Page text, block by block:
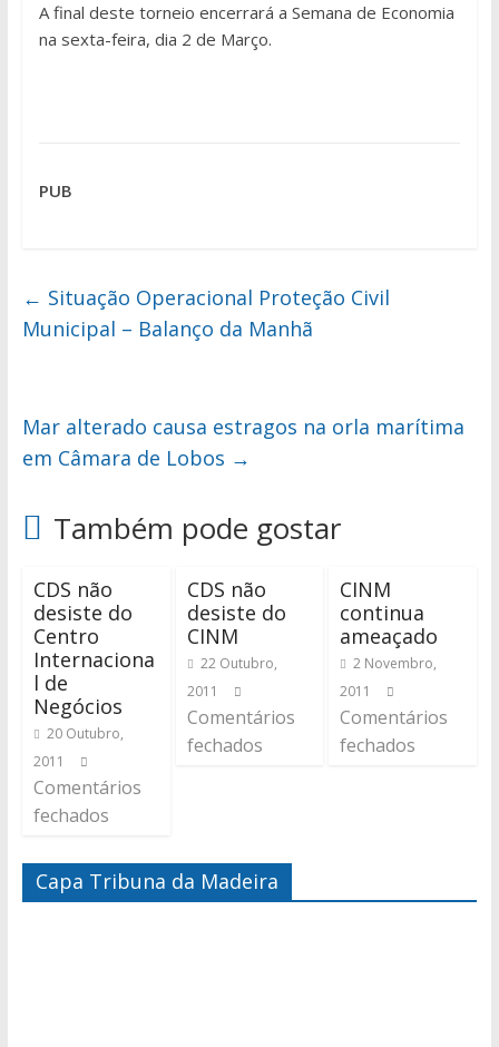
A final deste torneio encerrará a Semana de Economia
na sexta-feira, dia 2 de Março.
PUB
← Situação Operacional Proteção Civil
Municipal – Balanço da Manhã
Mar alterado causa estragos na orla marítima
em Câmara de Lobos →
Também pode gostar
CDS não
desiste do
Centro
Internaciona
l de
Negócios
20 Outubro,
2011
Comentários
fechados
CDS não
desiste do
CINM
22 Outubro,
2011
Comentários
fechados
CINM
continua
ameaçado
2 Novembro,
2011
Comentários
fechados
Capa Tribuna da Madeira